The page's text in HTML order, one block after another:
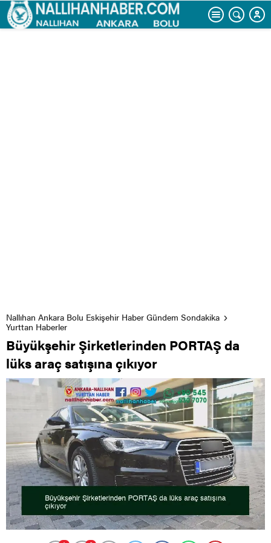
Nallıhan Ankara Bolu Eskişehir Haber Gündem Sondakika
Yurttan Haberler
Büyükşehir Şirketlerinden PORTAŞ da
lüks araç satışına çıkıyor